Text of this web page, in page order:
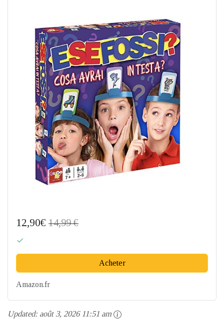
12,90€ 14,99 €
Acheter
Amazon.fr
Updated: août 3, 2026 11:51 am